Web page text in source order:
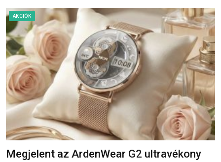
AKCIÓK
Megjelent az ArdenWear G2 ultravékony